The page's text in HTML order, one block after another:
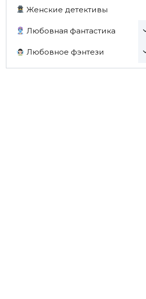
Женские детективы
Любовная фантастика
Любовное фэнтези